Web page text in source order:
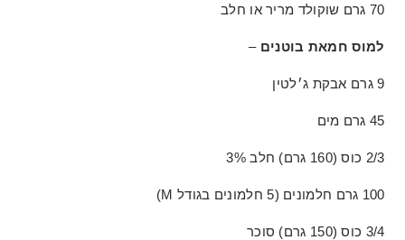
70 גרם שוקולד מריר או חלב
למוס חמאת בוטנים –
9 גרם אבקת ג׳לטין
45 גרם מים
2/3 כוס (160 גרם) חלב 3%
100 גרם חלמונים (5 חלמונים בגודל M)
3/4 כוס (150 גרם) סוכר